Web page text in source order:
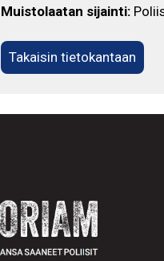
Muistolaatan sijainti:
Takaisin tietokantaan